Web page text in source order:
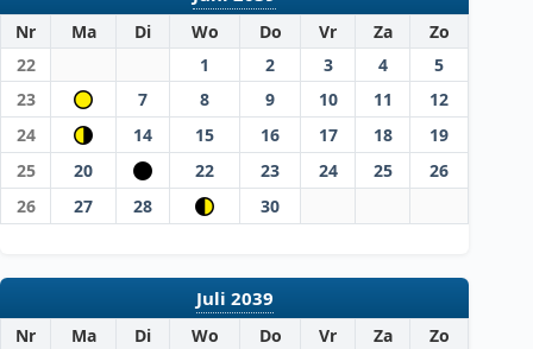
Nr Ma Di Wo Do Vr Za
Zo
22
1 2 3 4
5
23
7 8 9 10 11
12
24
14 15 16 17 18
19
25
20 22 23 24 25
26
26
27 28 30
Juli 2039
Nr Ma Di Wo Do Vr Za
Zo